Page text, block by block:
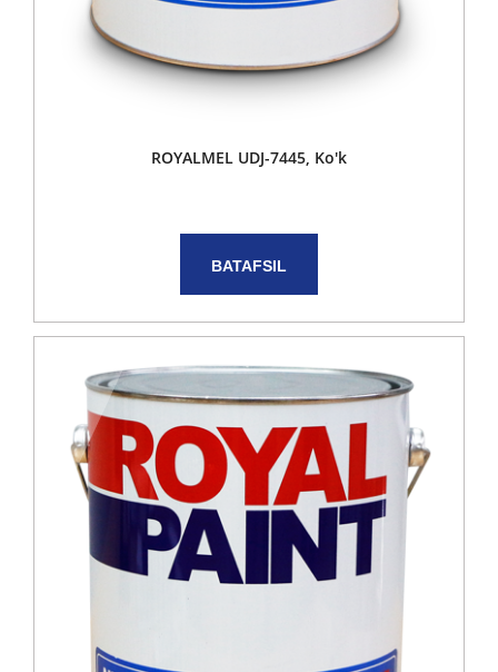
ROYALMEL UDJ-7445, Ko'k
BATAFSIL